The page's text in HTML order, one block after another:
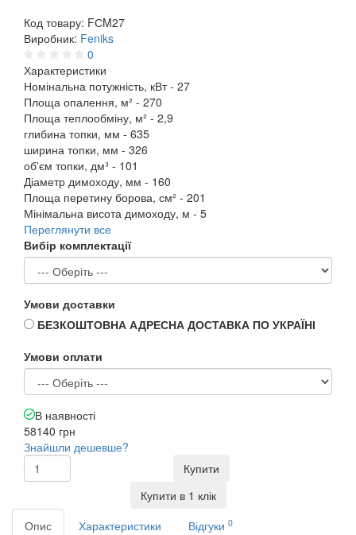
Код товару: FСM27
Виробник: Feniks
0
Характеристики
Номінальна потужність, кВт - 27
Площа опалення, м² - 270
Площа теплообміну, м² - 2,9
глибина топки, мм - 635
ширина топки, мм - 326
об'єм топки, дм³ - 101
Діаметр димоходу, мм - 160
Площа перетину борова, см² - 201
Мінімальна висота димоходу, м - 5
Переглянути все
Вибір комплектації
Умови доставки
БЕЗКОШТОВНА АДРЕСНА ДОСТАВКА ПО УКРАЇНІ
Умови оплати
В наявності
58140 грн
Знайшли дешевше?
Купити
Купити в 1 клік
Опис
Характеристики Відгуки 0